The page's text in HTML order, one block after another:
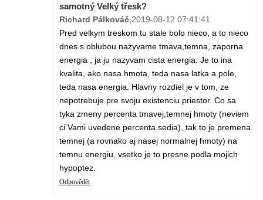
samotný Velký třesk?
Richard Pálkováč 2019-08-12 07:41:41
Pred velkym treskom tu stale bolo nieco, a to nieco
dnes s oblubou nazyvame tmava,temna, zaporna
energia , ja ju nazyvam cista energia. Je to ina
kvalita, ako nasa hmota, teda nasa latka a pole,
teda nasa energia. Hlavny rozdiel je v tom, ze
nepotrebuje pre svoju existenciu priestor. Co sa
tyka zmeny percenta tmavej,temnej hmoty (neviem
ci Vami uvedene percenta sedia), tak to je premena
temnej (a rovnako aj nasej normalnej hmoty) na
temnu energiu, vsetko je to presne podla mojich
hypoptez.
Odpovědět